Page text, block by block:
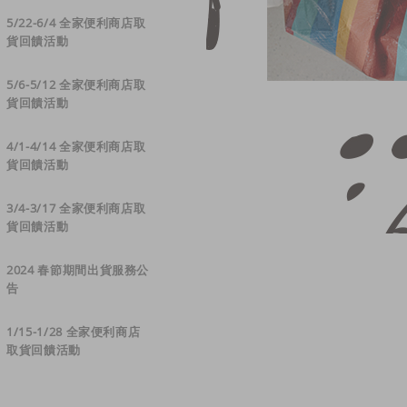
5/22-6/4 全家便利商店取
貨回饋活動
5/6-5/12 全家便利商店取
貨回饋活動
4/1-4/14 全家便利商店取
貨回饋活動
3/4-3/17 全家便利商店取
貨回饋活動
2024 春節期間出貨服務公
告
1/15-1/28 全家便利商店
取貨回饋活動